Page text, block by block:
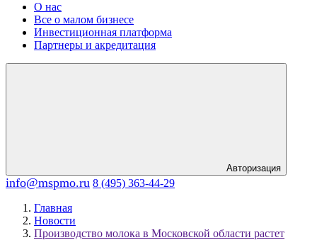
О нас
Все о малом бизнесе
Инвестиционная платформа
Партнеры и акредитация
Авторизация
info@mspmo.ru 8 (495) 363-44-29
Главная
Новости
Производство молока в Московской области растет